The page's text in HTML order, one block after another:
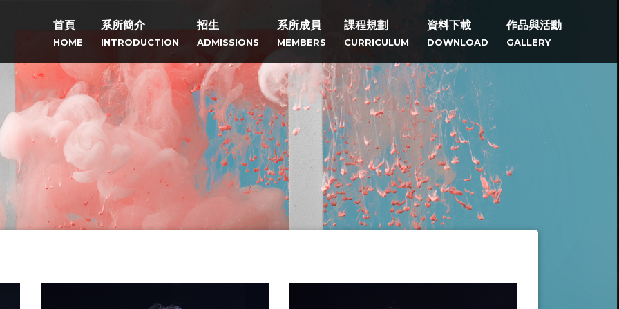
首頁
HOME
系所簡介
INTRODUCTION
招生
ADMISSIONS
系所成員
MEMBERS
課程規劃
CURRICULUM
資料下載
DOWNLOAD
作品與活動
GALLERY